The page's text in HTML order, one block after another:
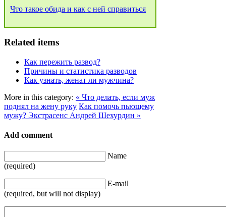
Что такое обида и как с ней справиться
Related items
Как пережить развод?
Причины и статистика разводов
Как узнать, женат ли мужчина?
More in this category: « Что делать, если муж
поднял на жену руку Как помочь пьющему
мужу? Экстрасенс Андрей Шехурдин »
Add comment
Name
(required)
E-mail
(required, but will not display)